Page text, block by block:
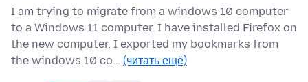
I am trying to migrate from a windows 10 computer
to a Windows 11 computer. I have installed Firefox on
the new computer. I exported my bookmarks from
the windows 10 co… (читать ещё)